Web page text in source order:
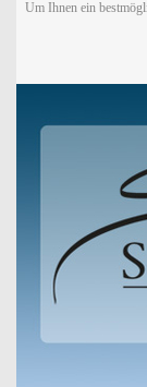
Um Ihnen ein